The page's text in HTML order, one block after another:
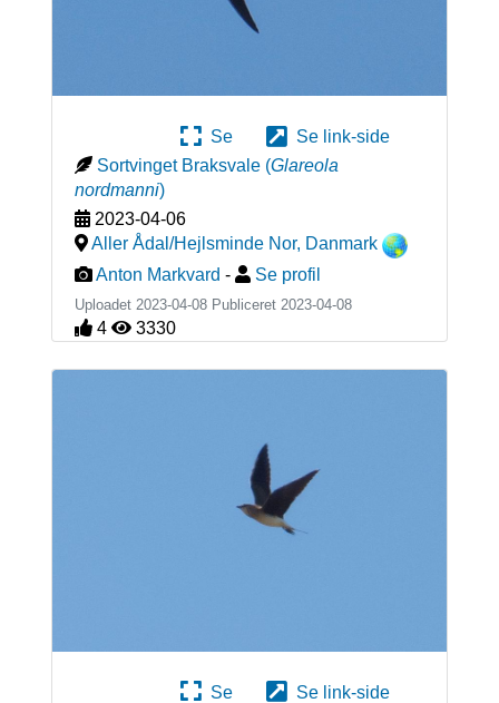
Se
Se link-side
Sortvinget Braksvale (Glareola
nordmanni)
2023-04-06
Aller Ådal/Hejlsminde Nor, Danmark
Anton Markvard - Se profil
Uploadet 2023-04-08 Publiceret 2023-04-08
4 3330
Se
Se link-side